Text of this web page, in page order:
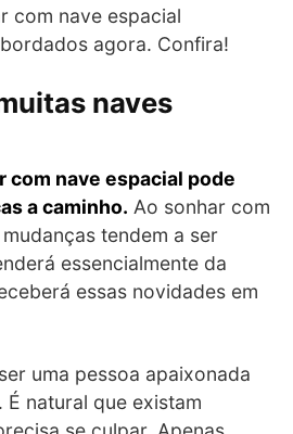
com nave espacial
agora. Confira!
naves
com nave espacial pode
a caminho. Ao sonhar com
tendem a ser
essencialmente da
essas novidades em
uma pessoa apaixonada
natural que existam